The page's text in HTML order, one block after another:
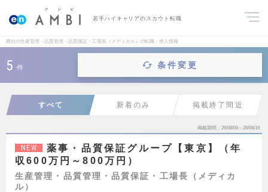
若手ハイキャリアのスカウト転職
商社の生産管理・品質管理・品質保証・工場長（メディカル）の転職・求人情報
5 件 条件変更
すべて 新着のみ 掲載終了間近
掲載期間 26/08/06～26/08/19
NEW
薬事・品質保証グループ【東京】（年
収600万円～800万円）
生産管理・品質管理・品質保証・工場長（メディカ
ル）